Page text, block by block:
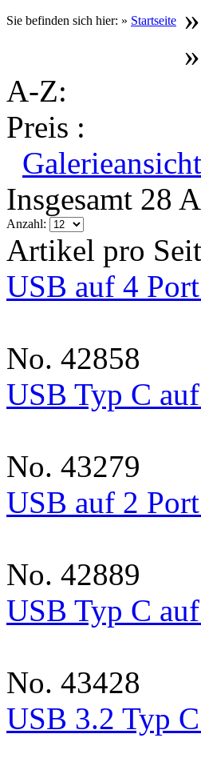
Sie befinden sich hier: » Startseite »
»
A-Z:
Preis :
Galerieansicht
Insgesamt 28
Anzahl:
Artikel pro
USB auf 4
No. 42858
USB Typ C
No. 43279
USB auf 2
No. 42889
USB Typ C
No. 43428
USB 3.2 Typ